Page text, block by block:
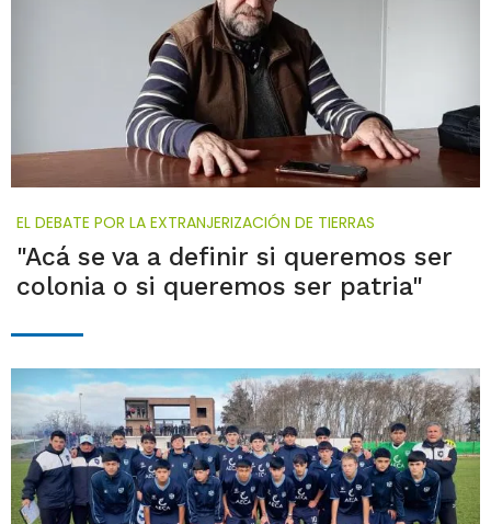
EL DEBATE POR LA EXTRANJERIZACIÓN DE TIERRAS
"Acá se va a definir si queremos ser
colonia o si queremos ser patria"